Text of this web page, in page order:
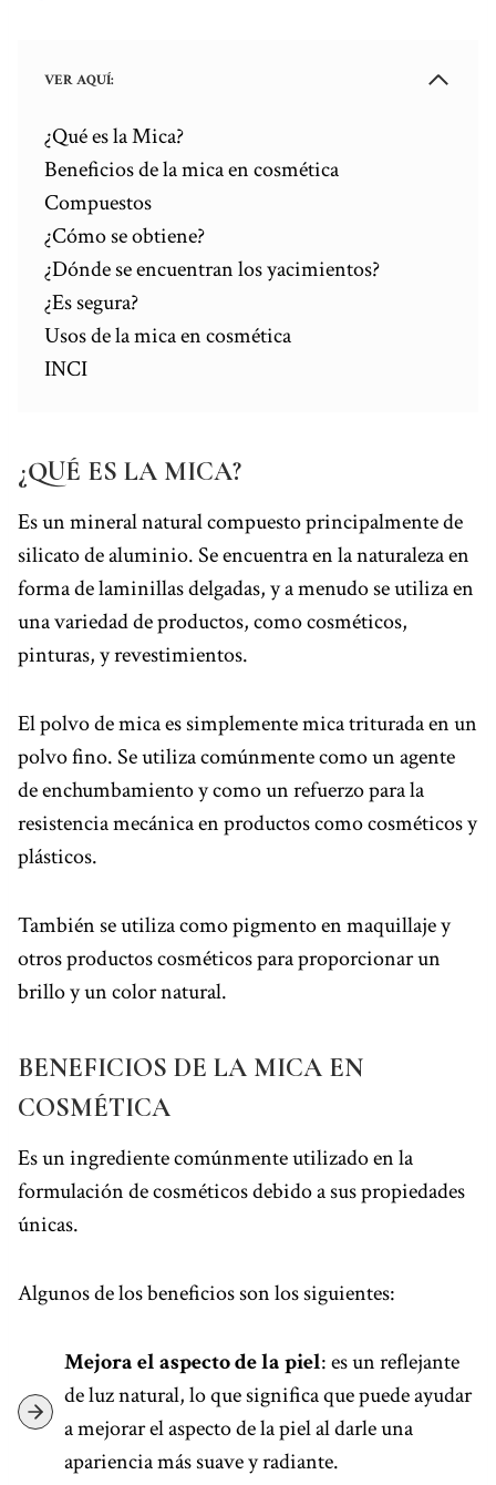
VER AQUÍ:
¿Qué es la Mica?
Beneficios de la mica en cosmética
Compuestos
¿Cómo se obtiene?
¿Dónde se encuentran los yacimientos?
¿Es segura?
Usos de la mica en cosmética
INCI
¿QUÉ ES LA MICA?
Es un mineral natural compuesto principalmente de
silicato de aluminio. Se encuentra en la naturaleza en
forma de laminillas delgadas, y a menudo se utiliza en
una variedad de productos, como cosméticos,
pinturas, y revestimientos.
El polvo de mica es simplemente mica triturada en un
polvo fino. Se utiliza comúnmente como un agente
de enchumbamiento y como un refuerzo para la
resistencia mecánica en productos como cosméticos y
plásticos.
También se utiliza como pigmento en maquillaje y
otros productos cosméticos para proporcionar un
brillo y un color natural.
BENEFICIOS DE LA MICA EN
COSMÉTICA
Es un ingrediente comúnmente utilizado en la
formulación de cosméticos debido a sus propiedades
únicas.
Algunos de los beneficios son los siguientes:
Mejora el aspecto de la piel: es un reflejante
de luz natural, lo que significa que puede ayudar
a mejorar el aspecto de la piel al darle una
apariencia más suave y radiante.